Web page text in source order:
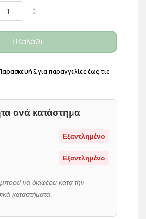
Καλάθι
& για παραγγελίες έως τις
ανά κατάστημα
Εξαντλημένο
Εξαντλημένο
να διαφέρει κατά την
καταστήματα.